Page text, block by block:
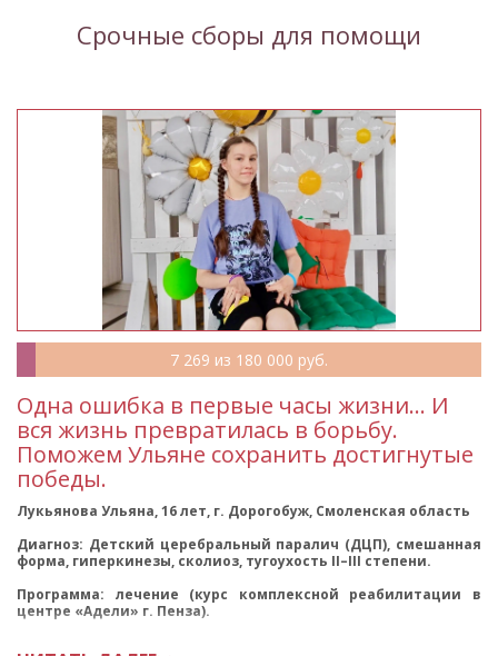
АПРЕЛЬ 2024
2023
ДЕКАБРЬ 2023
2022
МАРТ 2022 ФЕВРАЛЬ 2022
ЯНВАРЬ 2022
2021
ДЕКАБРЬ 2021 НОЯБРЬ 2021
ОКТЯБРЬ 2021 СЕНТЯБРЬ 2021
АВГУСТ 2021 ИЮЛЬ 2021
ИЮНЬ 2021
АПРЕЛЬ 2021 МАРТ 2021
ФЕВРАЛЬ 2021 ЯНВАРЬ 2021
2020
Срочные сборы для помощи
7 269 из 180 000 руб.
Одна ошибка в первые часы жизни… И
вся жизнь превратилась в борьбу.
Поможем Ульяне сохранить достигнутые
победы.
Лукьянова Ульяна, 16 лет, г. Дорогобуж, Смоленская область
Диагноз: Детский церебральный паралич (ДЦП), смешанная
форма, гиперкинезы, сколиоз, тугоухость II–III степени.
Программа: лечение (курс комплексной реабилитации в
центре «Адели» г. Пенза).